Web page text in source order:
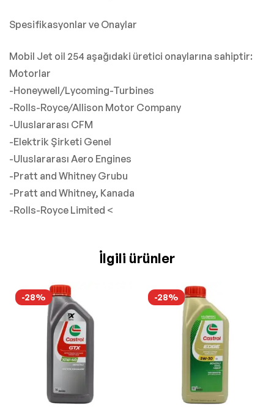
Spesifikasyonlar ve Onaylar
Mobil Jet oil 254 aşağıdaki üretici onaylarına sahiptir:
Motorlar
-Honeywell/Lycoming-Turbines
-Rolls-Royce/Allison Motor Company
-Uluslararası CFM
-Elektrik Şirketi Genel
-Uluslararası Aero Engines
-Pratt and Whitney Grubu
-Pratt and Whitney, Kanada
-Rolls-Royce Limited <
İlgili ürünler
-28% -28%